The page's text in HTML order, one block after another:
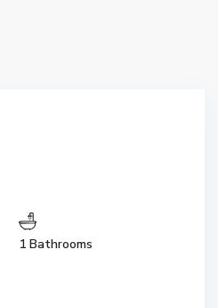
1 Bathrooms